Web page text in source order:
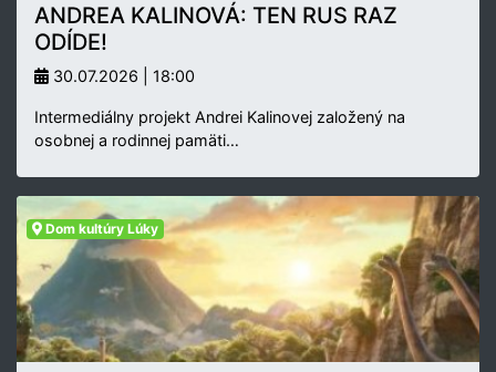
ANDREA KALINOVÁ: TEN RUS RAZ
ODÍDE!
30.07.2026 | 18:00
Intermediálny projekt Andrei Kalinovej založený na
osobnej a rodinnej pamäti…
Dom kultúry Lúky